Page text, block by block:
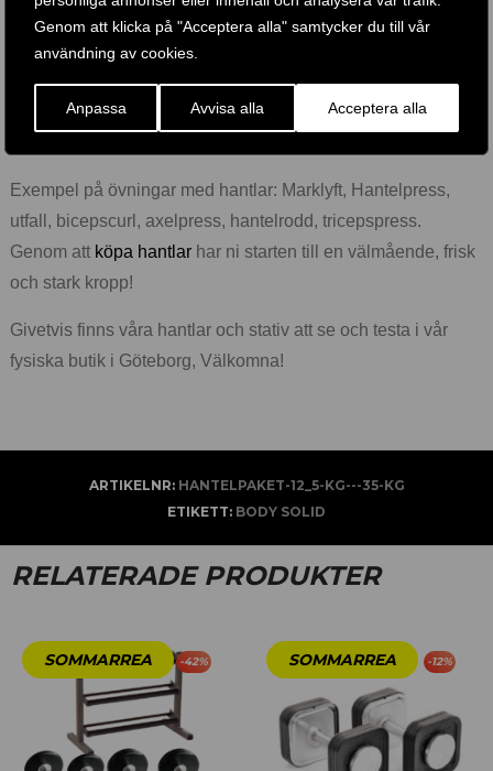
Genom att klicka på "Acceptera alla" samtycker du till vår
användning av cookies.
Anpassa Avvisa alla Acceptera alla
Kvalitet
Hantlar från erkända märken som är testade för att klara av
tuffa träningspass.
Exempel på övningar med hantlar: Marklyft, Hantelpress,
utfall, bicepscurl, axelpress, hantelrodd, tricepspress.
Genom att köpa hantlar har ni starten till en välmående, frisk
och stark kropp!
Givetvis finns våra hantlar och stativ att se och testa i vår
fysiska butik i Göteborg, Välkomna!
ARTIKELNR: HANTELPAKET-12_5-KG---35-KG
ETIKETT: BODY SOLID
RELATERADE PRODUKTER
-42% -12%